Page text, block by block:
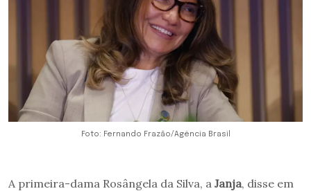
Foto: Fernando Frazão/Agência Brasil
A primeira-dama Rosângela da Silva, a Janja, disse em